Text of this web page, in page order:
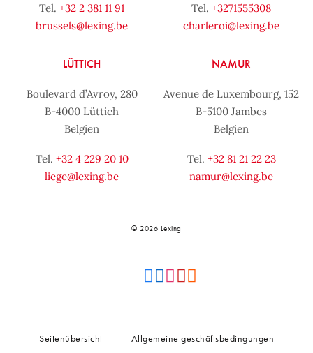
Tel. +32 2 381 11 91
brussels@lexing.be
Tel. +3271555308
charleroi@lexing.be
LÜTTICH
Boulevard d’Avroy, 280
B-4000 Lüttich
Belgien
Tel. +32 4 229 20 10
liege@lexing.be
NAMUR
Avenue de Luxembourg, 152
B-5100 Jambes
Belgien
Tel. +32 81 21 22 23
namur@lexing.be
© 2026 Lexing
Seitenübersicht Allgemeine geschäftsbedingungen